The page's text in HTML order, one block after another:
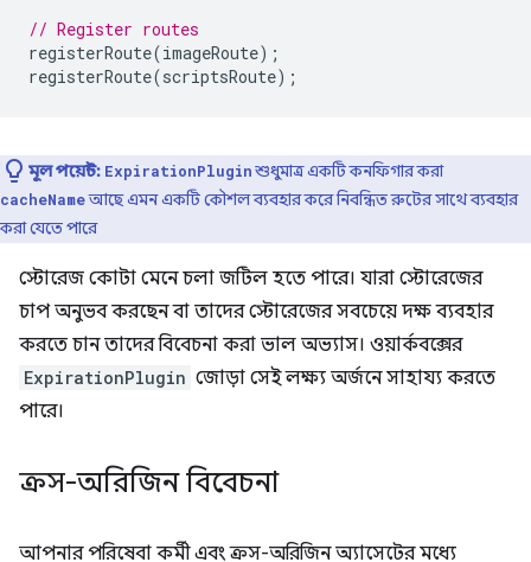
// Register routes
registerRoute(imageRoute);
registerRoute(scriptsRoute);
মূল পয়েন্ট: ExpirationPluginশুধুমাত্র একটি কনফিগার করা
cacheNameআছে এমন একটি কৌশল ব্যবহার করে নিবন্ধিত রুটের সাথে ব্যবহার
করা যেতে পারে
স্টোরেজ কোটা মেনে চলা জটিল হতে পারে। যারা স্টোরেজের
চাপ অনুভব করছেন বা তাদের স্টোরেজের সবচেয়ে দক্ষ ব্যবহার
করতে চান তাদের বিবেচনা করা ভাল অভ্যাস। ওয়ার্কবক্সের
ExpirationPlugin জোড়া সেই লক্ষ্য অর্জনে সাহায্য করতে
পারে।
ক্রস-অরিজিন বিবেচনা
আপনার পরিষেবা কর্মী এবং ক্রস-অরিজিন অ্যাসেটের মধ্যে